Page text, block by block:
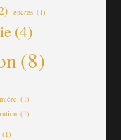
encres (1)
(4)
(8)
(1)
(1)
(1)